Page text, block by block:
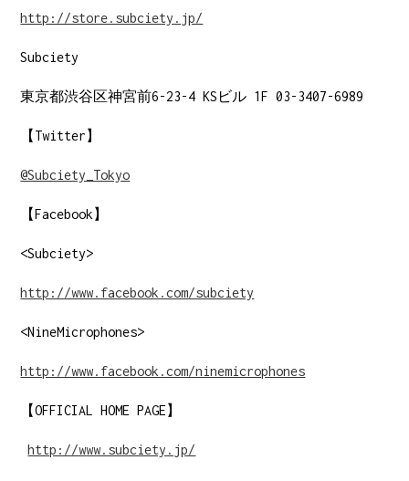
http://store.subciety.jp/
Subciety
東京都渋谷区神宮前6-23-4 KSビル 1F 03-3407-6989
【Twitter】
@Subciety_Tokyo
【Facebook】
<Subciety>
http://www.facebook.com/subciety
<NineMicrophones>
http://www.facebook.com/ninemicrophones
【OFFICIAL HOME PAGE】
http://www.subciety.jp/